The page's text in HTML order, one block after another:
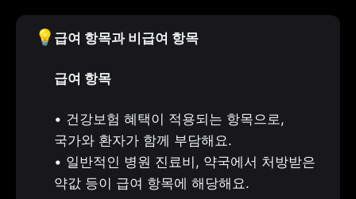
💡 급여 항목과 비급여 항목
급여 항목
• 건강보험 혜택이 적용되는 항목으로,
국가와 환자가 함께 부담해요.
• 일반적인 병원 진료비, 약국에서 처방받은
약값 등이 급여 항목에 해당해요.